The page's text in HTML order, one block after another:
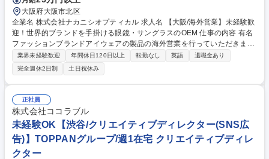
大阪府大阪市北区
企業名 株式会社ナカニシオプティカル 求人名 【大阪/海外営業】未経験歓
迎！世界的ブランドを手掛ける眼鏡・サングラスのOEM 仕事の内容 有名
ファッションブランドアイウェアの製品の海外営業を行っていただきま
す。英語力を活かし、営業として活躍していきたい方からのご応募をお待
ちしております。 【詳細】■お客様の要望に沿ったアイウェアを製造する
ために、アメリカ･ヨーロッパのブランド社と直接やり取りを行い、自社
の技術力や魅力についての営業をしていただきます。将来的には海外出張
に出向き、展示会にも参加いただける方を募集しています。 ■売上の95％
は海外輸出なので、多国籍の方々と協働し、グローバルにご活躍いただけ
る方を歓迎いたします。 募集職種 【大阪/海外営業】未経験歓迎！世界的
ブランドを手掛ける眼鏡・サングラスのOEM
業界未経験歓迎 年間休日120日以上 転勤なし 英語
退職金あり
完全週休2日制
土日祝休み
正社員
株式会社ココラブル
未経験OK【渋谷/クリエイティブディレクター(SNS広
告)】TOPPANグループ/週1在宅 クリエイティブディレ
クター